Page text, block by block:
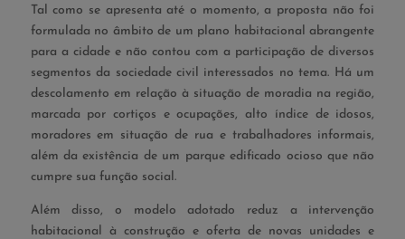
Tal como se apresenta até o momento, a proposta não foi
formulada no âmbito de um plano habitacional abrangente
para a cidade e não contou com a participação de diversos
segmentos da sociedade civil interessados no tema. Há um
descolamento em relação à situação de moradia na região,
marcada por cortiços e ocupações, alto índice de idosos,
moradores em situação de rua e trabalhadores informais,
além da existência de um parque edificado ocioso que não
cumpre sua função social.
Além disso, o modelo adotado reduz a intervenção
habitacional à construção e oferta de novas unidades e